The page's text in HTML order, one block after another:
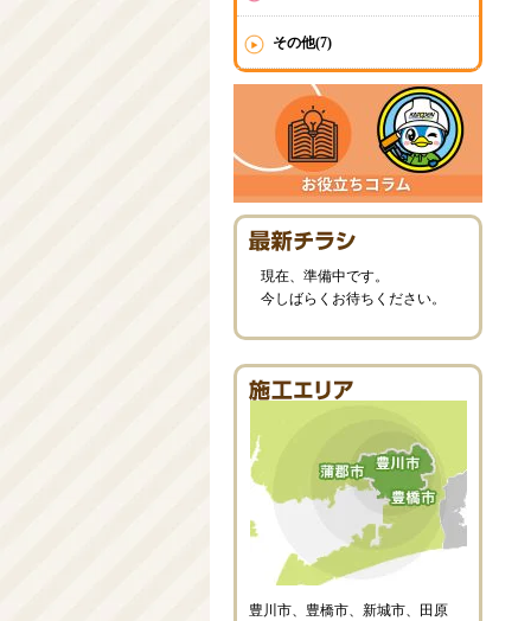
その他(7)
現在、準備中です。
今しばらくお待ちください。
豊川市、豊橋市、新城市、田原